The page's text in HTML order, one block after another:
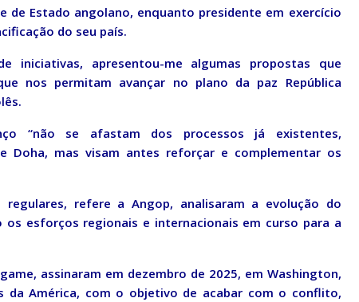
de Estado angolano, enquanto presidente em exercício
do seu país.
iniciativas, apresentou-me algumas propostas que
nos permitam avançar no plano da paz República
“não se afastam dos processos já existentes,
Doha, mas visam antes reforçar e complementar os
refere a Angop, analisaram a evolução do
esforços regionais e internacionais em curso para a
assinaram em dezembro de 2025, em Washington,
da América, com o objetivo de acabar com o conflito,